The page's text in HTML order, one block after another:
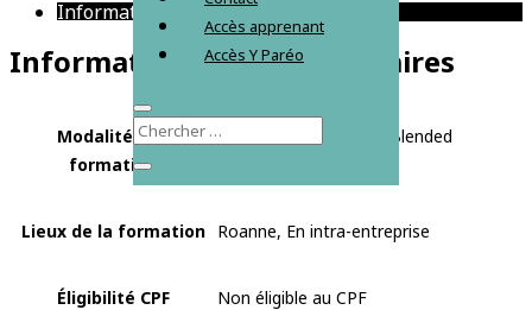
Accès apprenant
Accès Y Paréo
Informations complémentaires
Informations complémentaires
Modalités de
formation
Présentiel, Distanciel, Blended
Lieux de la formation Roanne, En intra-entreprise
Éligibilité CPF Non éligible au CPF